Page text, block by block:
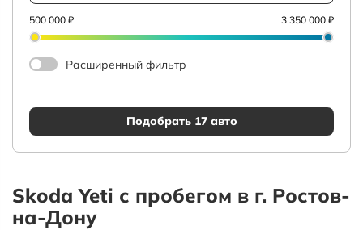
Расширенный фильтр
Подобрать 17 авто
Skoda Yeti с пробегом в г. Ростов-
на-Дону